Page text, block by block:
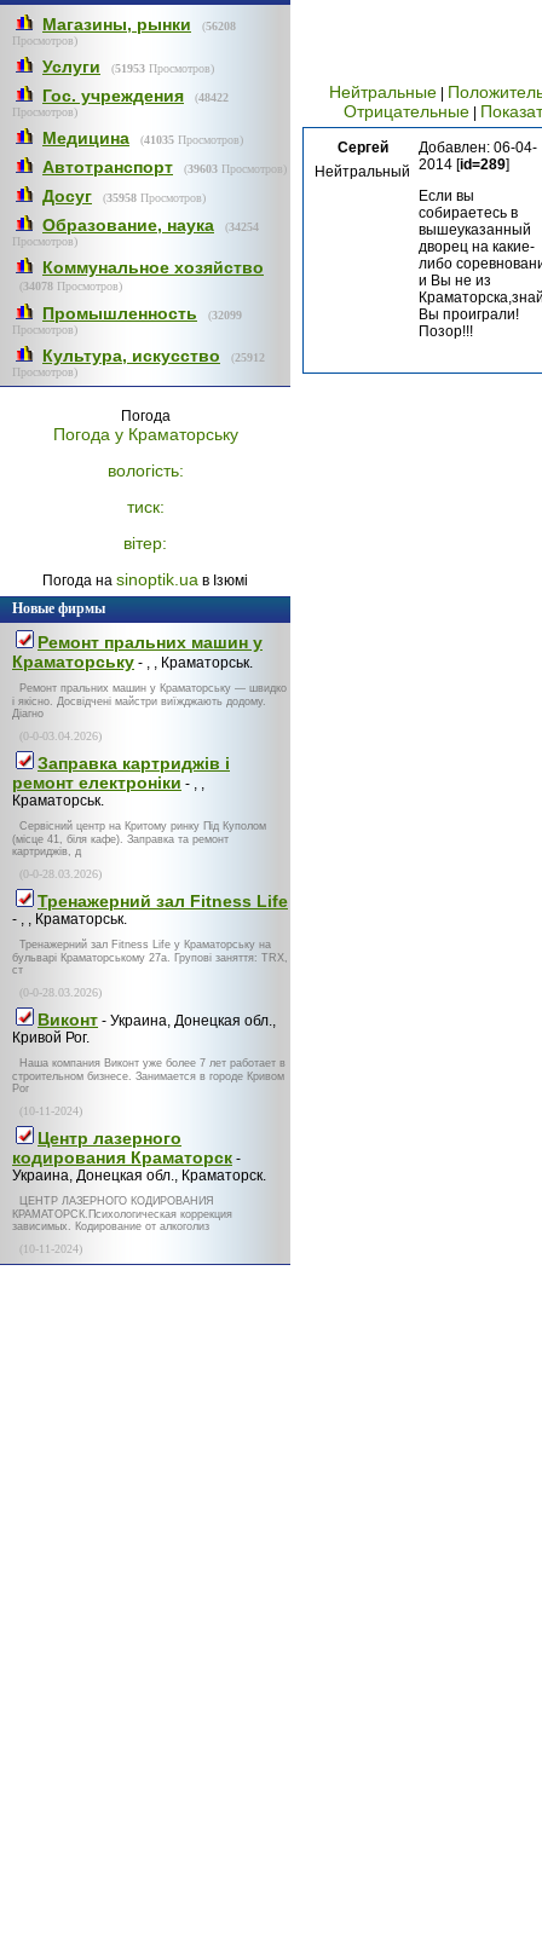
Магазины, рынки (56208
Просмотров)
Услуги (51953 Просмотров)
Гос. учреждения (48422
Просмотров)
Медицина (41035 Просмотров)
Автотранспорт (39603 Просмотров)
Досуг (35958 Просмотров)
Образование, наука (34254
Просмотров)
Коммунальное хозяйство
(34078 Просмотров)
Промышленность (32099
Просмотров)
Культура, искусство (25912
Просмотров)
Погода
Погода у Краматорську
вологість:
тиск:
вітер:
Погода на sinoptik.ua в Ізюмі
Новые фирмы
Ремонт пральних машин у
Краматорську - , , Краматорськ.
Ремонт пральних машин у Краматорську — швидко
і якісно. Досвідчені майстри виїжджають додому.
Діагно
(0-0-03.04.2026)
Заправка картриджів і
ремонт електроніки - , ,
Краматорськ.
Сервісний центр на Критому ринку Під Куполом
(місце 41, біля кафе). Заправка та ремонт
картриджів, д
(0-0-28.03.2026)
Тренажерний зал Fitness Life
- , , Краматорськ.
Тренажерний зал Fitness Life у Краматорську на
бульварі Краматорському 27а. Групові заняття: TRX,
ст
(0-0-28.03.2026)
Виконт - Украина, Донецкая обл.,
Кривой Рог.
Наша компания Виконт уже более 7 лет работает в
строительном бизнесе. Занимается в городе Кривом
Рог
(10-11-2024)
Центр лазерного
кодирования Краматорск -
Украина, Донецкая обл., Краматорск.
ЦЕНТР ЛАЗЕРНОГО КОДИРОВАНИЯ
КРАМАТОРСК.Психологическая коррекция
зависимых. Кодирование от алкоголиз
(10-11-2024)
Нейтральные
Отрицательные
Сергей
Нейтральный
Добавлен: 06-04-
2014 [id=289]
Если вы
собираетесь в
вышеуказанный
дворец на какие-
либо
и Вы не из
Вы проиграли!
Позор!!!